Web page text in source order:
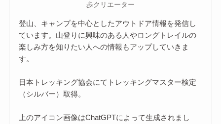
歩クリエーター
登山、キャンプを中心としたアウトドア情報を発信し
ています。山登りに興味のある人やロングトレイルの
楽しみ方を知りたい人への情報もアップしていきま
す。
日本トレッキング協会にてトレッキングマスター検定
（シルバー）取得。
上のアイコン画像はChatGPTによって生成されまし